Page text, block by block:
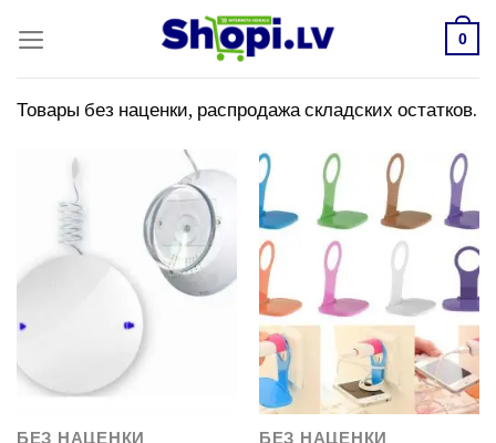
content
0
Товары без наценки, распродажа складских остатков.
БЕЗ НАЦЕНКИ БЕЗ НАЦЕНКИ